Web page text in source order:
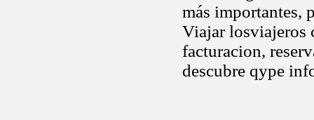
más importantes,
Viajar losviajeros
facturacion,
descubre qype